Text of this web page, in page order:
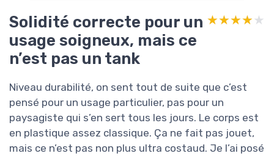
Solidité correcte pour un
usage soigneux, mais ce
n’est pas un tank
★★★★★
★★★★★
Niveau durabilité, on sent tout de suite que c’est
pensé pour un usage particulier, pas pour un
paysagiste qui s’en sert tous les jours. Le corps est
en plastique assez classique. Ça ne fait pas jouet,
mais ce n’est pas non plus ultra costaud. Je l’ai posé